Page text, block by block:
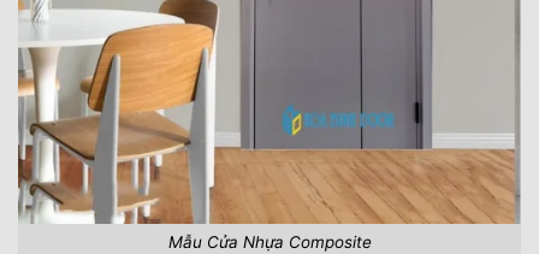
Mẫu Cửa Nhựa Composite